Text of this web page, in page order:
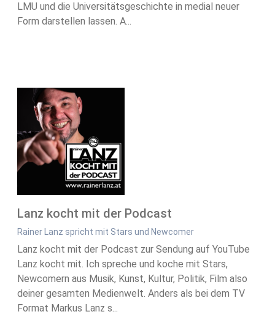
LMU und die Universitätsgeschichte in medial neuer
Form darstellen lassen. A...
Lanz kocht mit der Podcast
Rainer Lanz spricht mit Stars und Newcomer
Lanz kocht mit der Podcast zur Sendung auf YouTube
Lanz kocht mit. Ich spreche und koche mit Stars,
Newcomern aus Musik, Kunst, Kultur, Politik, Film also
deiner gesamten Medienwelt. Anders als bei dem TV
Format Markus Lanz s...